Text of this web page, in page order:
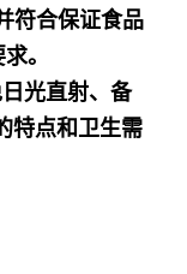
符合保证食品
。
光直射、备
特点和卫生需